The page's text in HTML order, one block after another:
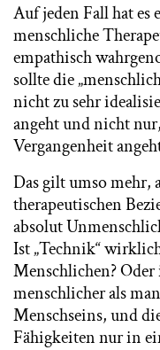
Auf jeden Fall hat es
menschliche
empathisch
sollte die
nicht zu sehr
angeht und nicht
Vergangenheit
Das gilt umso mehr,
therapeutischen
absolut
Ist „Technik“
Menschlichen?
menschlicher als
Menschseins, und
Fähigkeiten nur in